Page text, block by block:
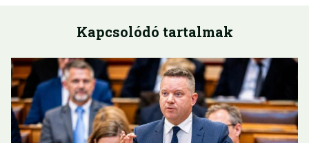
Kapcsolódó tartalmak